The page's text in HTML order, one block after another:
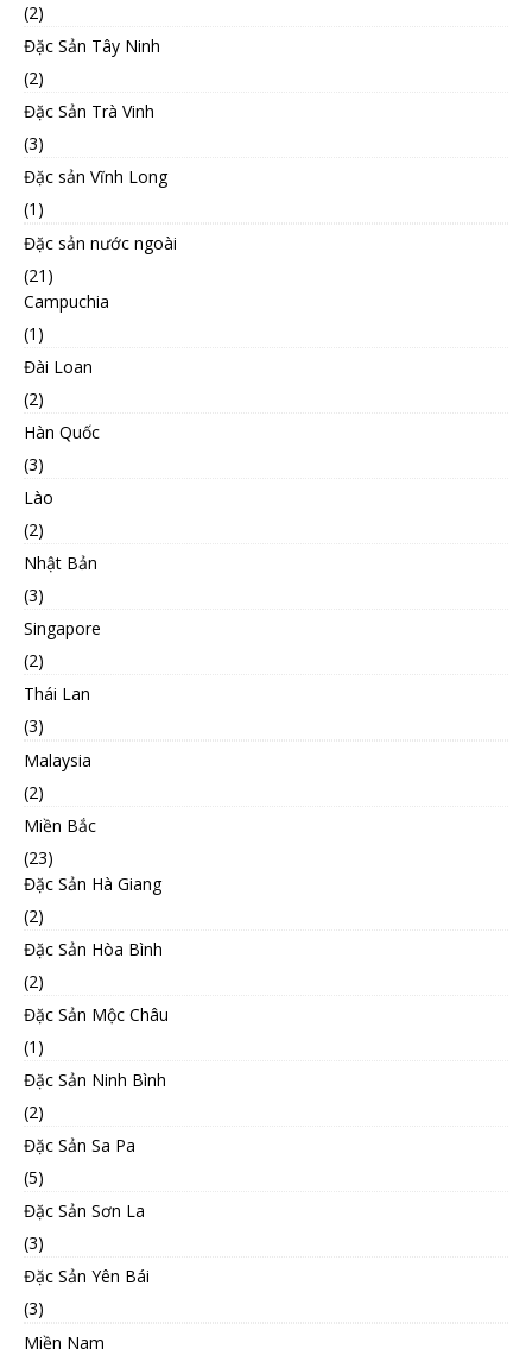
(2)
Đặc Sản Tây Ninh
(2)
Đặc Sản Trà Vinh
(3)
Đặc sản Vĩnh Long
(1)
Đặc sản nước ngoài
(21)
Campuchia
(1)
Đài Loan
(2)
Hàn Quốc
(3)
Lào
(2)
Nhật Bản
(3)
Singapore
(2)
Thái Lan
(3)
Malaysia
(2)
Miền Bắc
(23)
Đặc Sản Hà Giang
(2)
Đặc Sản Hòa Bình
(2)
Đặc Sản Mộc Châu
(1)
Đặc Sản Ninh Bình
(2)
Đặc Sản Sa Pa
(5)
Đặc Sản Sơn La
(3)
Đặc Sản Yên Bái
(3)
Miền Nam